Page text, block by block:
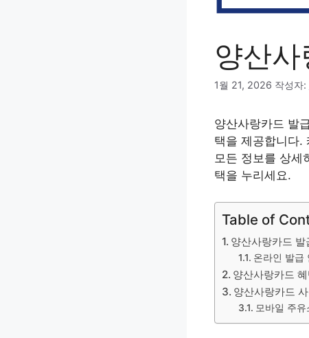
양산
1월 21, 2026 작성자:
양산사랑카드 발
택을 제공합니다.
모든 정보를 상세
택을 누리세요.
Table of
양산사랑카드 발
온라인 발급
양산사랑카드
양산사랑카드
모바일 주유